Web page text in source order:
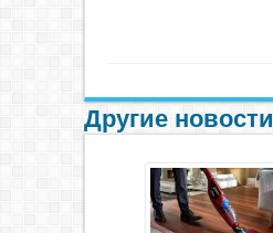
Другие новости